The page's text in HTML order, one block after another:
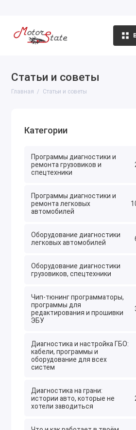
Статьи и советы
Главная Статьи и советы
Категории
Программы диагностики и
ремонта грузовиков и
спецтехники
Программы диагностики и
ремонта легковых
автомобилей
Оборудование диагностики
легковых автомобилей
Оборудование диагностики
грузовиков, спецтехники
Чип-тюнинг программаторы,
программы для
редактирования и прошивки
ЭБУ
Диагностика и настройка ГБО:
кабели, программы и
оборудование для всех
систем
Диагностика на грани:
истории авто, которые не
хотели заводиться